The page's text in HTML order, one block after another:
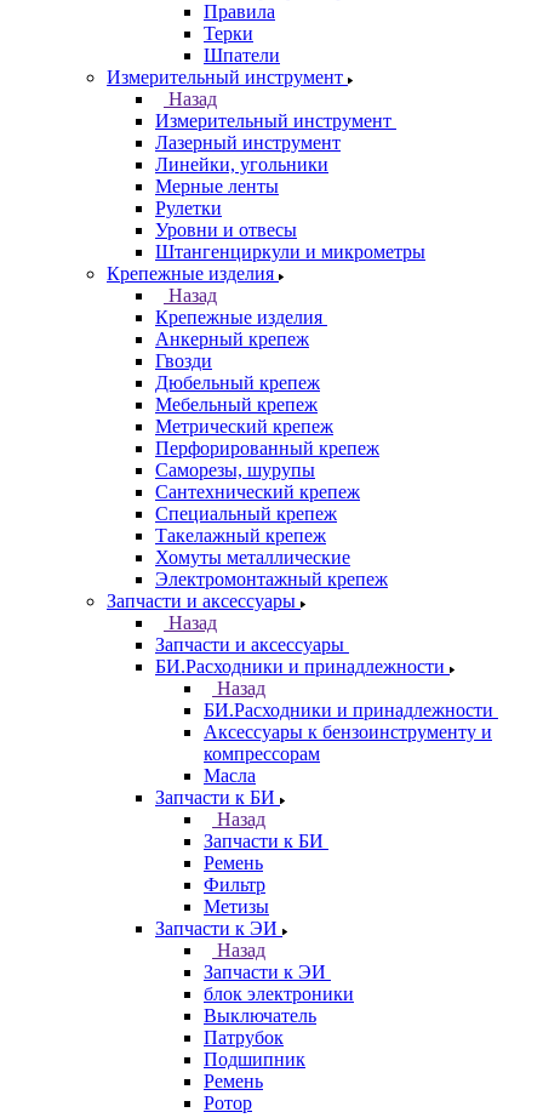
Правила
Терки
Шпатели
Измерительный инструмент
Назад
Измерительный инструмент
Лазерный инструмент
Линейки, угольники
Мерные ленты
Рулетки
Уровни и отвесы
Штангенциркули и микрометры
Крепежные изделия
Назад
Крепежные изделия
Анкерный крепеж
Гвозди
Дюбельный крепеж
Мебельный крепеж
Метрический крепеж
Перфорированный крепеж
Саморезы, шурупы
Сантехнический крепеж
Специальный крепеж
Такелажный крепеж
Хомуты металлические
Электромонтажный крепеж
Запчасти и аксессуары
Назад
Запчасти и аксессуары
БИ.Расходники и принадлежности
Назад
БИ.Расходники и принадлежности
Аксессуары к бензоинструменту и
компрессорам
Масла
Запчасти к БИ
Назад
Запчасти к БИ
Ремень
Фильтр
Метизы
Запчасти к ЭИ
Назад
Запчасти к ЭИ
блок электроники
Выключатель
Патрубок
Подшипник
Ремень
Ротор